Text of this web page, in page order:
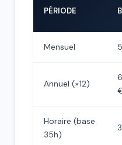
PÉRIODE
Mensuel
Annuel (×12)
Horaire (base
35h)